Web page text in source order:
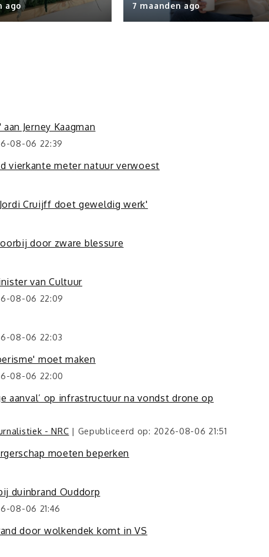
ago 7 maanden ago
Jerney Kaagman
08-06 22:39
vierkante meter natuur verwoest
Cruijff doet geweldig werk'
door zware blessure
van Cultuur
08-06 22:09
08-06 22:03
moet maken
08-06 22:00
aanval’ op infrastructuur na vondst drone op
- NRC Gepubliceerd op: 2026-08-06 21:51
moeten beperken
duinbrand Ouddorp
08-06 21:46
door wolkendek komt in VS